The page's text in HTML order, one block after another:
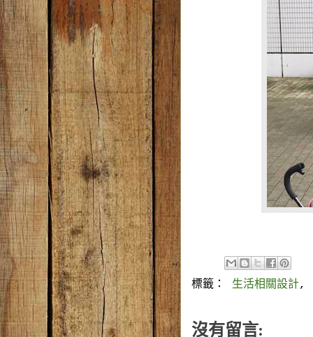
標籤： 生活相關設計,
沒有留言: